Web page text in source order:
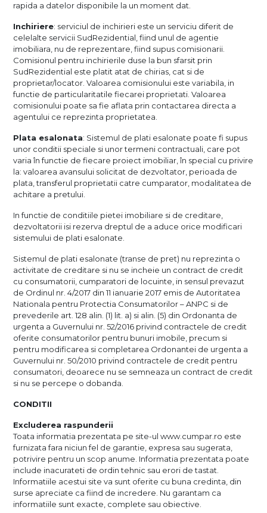
rapida a datelor disponibile la un moment dat.
Inchiriere: serviciul de inchirieri este un serviciu diferit de
celelalte servicii SudRezidential, fiind unul de agentie
imobiliara, nu de reprezentare, fiind supus comisionarii.
Comisionul pentru inchirierile duse la bun sfarsit prin
SudRezidential este platit atat de chirias, cat si de
proprietar/locator. Valoarea comisionului este variabila, in
functie de particularitatile fiecarei proprietati. Valoarea
comisionului poate sa fie aflata prin contactarea directa a
agentului ce reprezinta proprietatea.
Plata esalonata: Sistemul de plati esalonate poate fi supus
unor conditii speciale si unor termeni contractuali, care pot
varia în functie de fiecare proiect imobiliar, în special cu privire
la: valoarea avansului solicitat de dezvoltator, perioada de
plata, transferul proprietatii catre cumparator, modalitatea de
achitare a pretului.
In functie de conditiile pietei imobiliare si de creditare,
dezvoltatorii isi rezerva dreptul de a aduce orice modificari
sistemului de plati esalonate.
Sistemul de plati esalonate (transe de pret) nu reprezinta o
activitate de creditare si nu se incheie un contract de credit
cu consumatorii, cumparatori de locuinte, in sensul prevazut
de Ordinul nr. 4/2017 din 11 ianuarie 2017 emis de Autoritatea
Nationala pentru Protectia Consumatorilor – ANPC si de
prevederile art. 128 alin. (1) lit. a) si alin. (5) din Ordonanta de
urgenta a Guvernului nr. 52/2016 privind contractele de credit
oferite consumatorilor pentru bunuri imobile, precum si
pentru modificarea si completarea Ordonantei de urgenta a
Guvernului nr. 50/2010 privind contractele de credit pentru
consumatori, deoarece nu se semneaza un contract de credit
si nu se percepe o dobanda.
CONDITII
Excluderea raspunderii
Toata informatia prezentata pe site-ul www.cumpar.ro este
furnizata fara niciun fel de garantie, expresa sau sugerata,
potrivire pentru un scop anume. Informatia prezentata poate
include inacurateti de ordin tehnic sau erori de tastat.
Informatiile acestui site va sunt oferite cu buna credinta, din
surse apreciate ca fiind de incredere. Nu garantam ca
informatiile sunt exacte, complete sau obiective.